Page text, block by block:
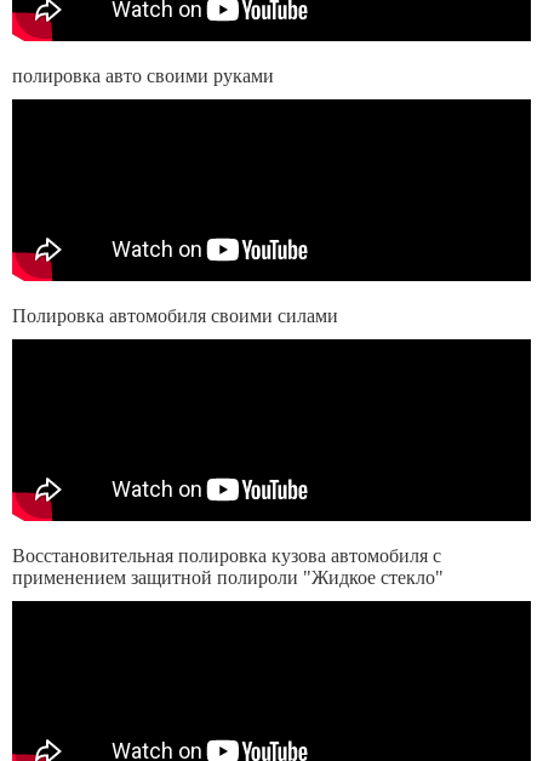
полировка авто своими руками
Полировка автомобиля своими силами
Восстановительная полировка кузова автомобиля с
применением защитной полироли "Жидкое стекло"